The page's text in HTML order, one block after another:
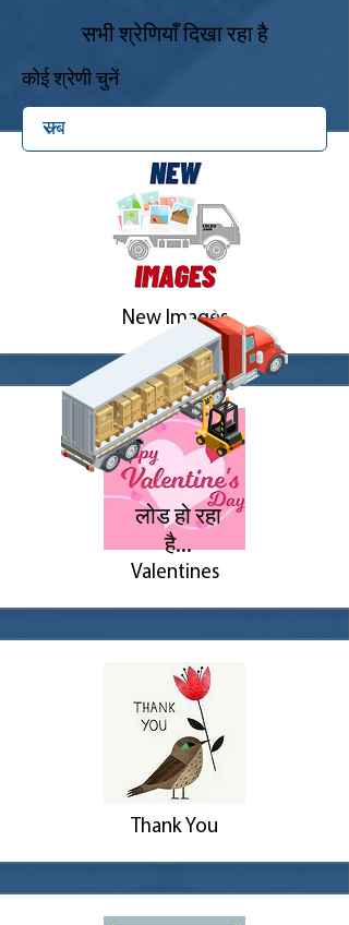
New Images
Valentines
Thank You
सभी श्रेणियाँ दिखा रहा है
कोई श्रेणी चुनें
लोड हो रहा
है...